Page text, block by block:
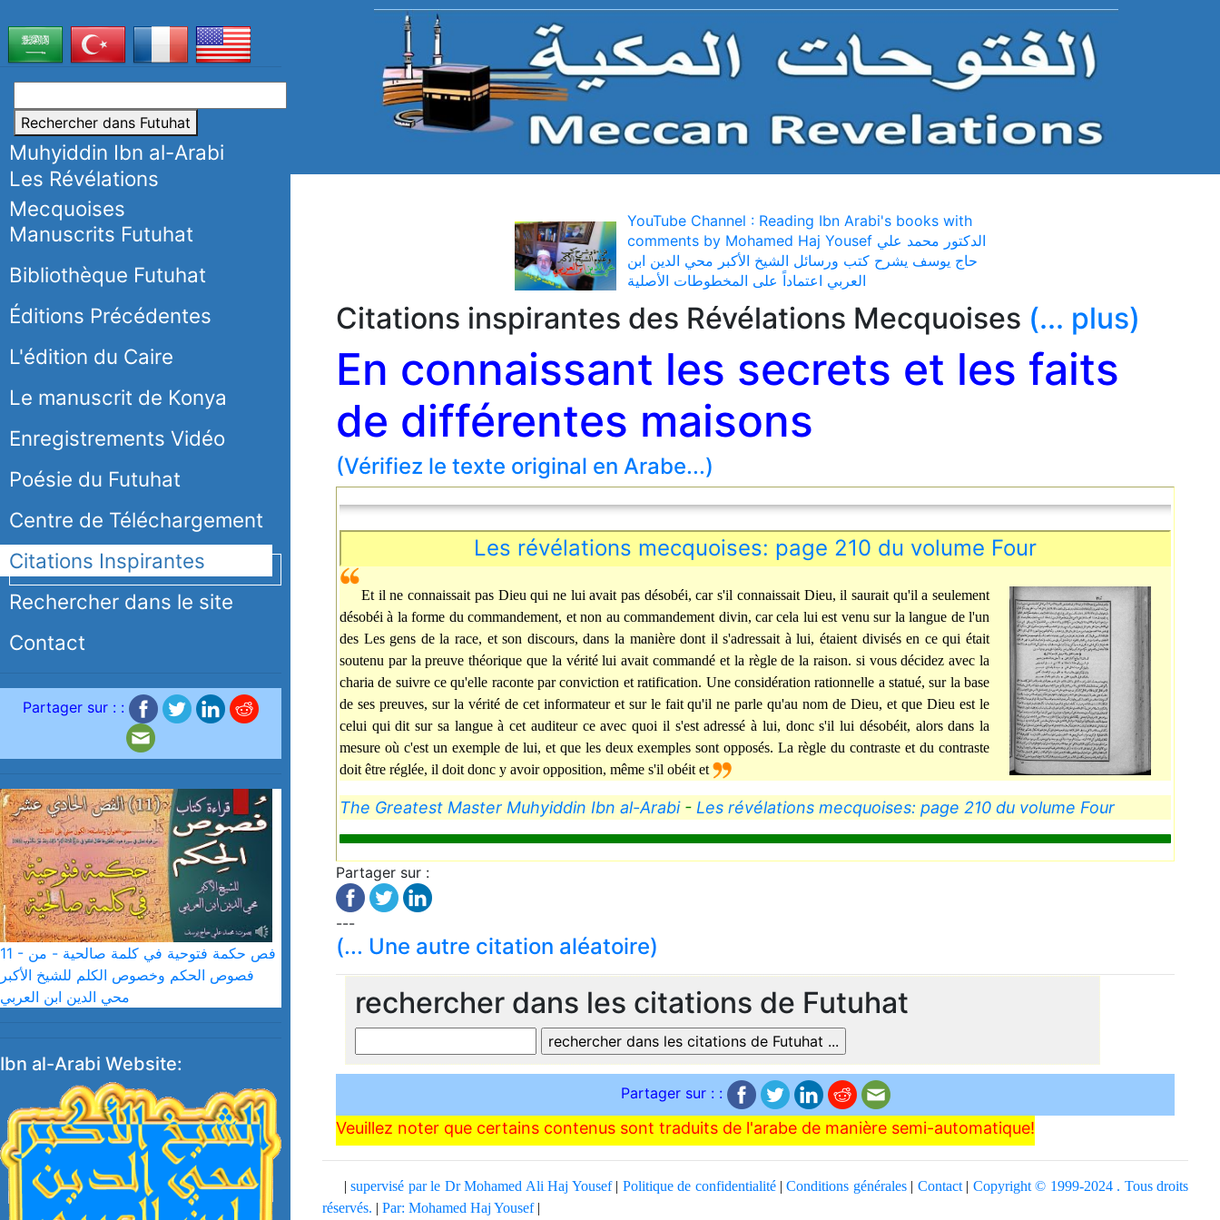
Rechercher dans Futuhat
Muhyiddin Ibn al-Arabi
Les Révélations
Mecquoises
Manuscrits Futuhat
Bibliothèque Futuhat
Éditions Précédentes
L'édition du Caire
Le manuscrit de Konya
Enregistrements Vidéo
Poésie du Futuhat
Centre de Téléchargement
Citations Inspirantes
Rechercher dans le site
Contact
Partager sur : :
11 - فص حكمة فتوحية في كلمة صالحية - من
فصوص الحكم وخصوص الكلم للشيخ الأكبر
محي الدين ابن العربي
Ibn al-Arabi Website:
YouTube Channel : Reading Ibn Arabi's books with
comments by Mohamed Haj Yousef الدكتور محمد علي
حاج يوسف يشرح كتب ورسائل الشيخ الأكبر محي الدين ابن
العربي اعتماداً على المخطوطات الأصلية
Citations inspirantes des Révélations Mecquoises (... plus)
En connaissant les secrets et les faits
de différentes maisons
(Vérifiez le texte original en Arabe...)
Les révélations mecquoises: page 210 du volume Four
Et il ne connaissait pas Dieu qui ne lui avait pas désobéi, car s'il connaissait Dieu, il saurait qu'il a seulement
désobéi à la forme du commandement, et non au commandement divin, car cela lui est venu sur la langue de l'un
des Les gens de la race, et son discours, dans la manière dont il s'adressait à lui, étaient divisés en ce qui était
soutenu par la preuve théorique que la vérité lui avait commandé et la règle de la raison. si vous décidez avec la
charia de suivre ce qu'elle raconte par conviction et ratification. Une considération rationnelle a statué, sur la base
de ses preuves, sur la vérité de cet informateur et sur le fait qu'il ne parle qu'au nom de Dieu, et que Dieu est le
celui qui dit sur sa langue à cet auditeur ce avec quoi il s'est adressé à lui, donc s'il lui désobéit, alors dans la
mesure où c'est un exemple de lui, et que les deux exemples sont opposés. La règle du contraste et du contraste
doit être réglée, il doit donc y avoir opposition, même s'il obéit et
The Greatest Master Muhyiddin Ibn al-Arabi- Les révélations mecquoises: page 210 du volume Four
Partager sur :
---
(... Une autre citation aléatoire)
rechercher dans les citations de Futuhat
Partager sur : :
Veuillez noter que certains contenus sont traduits de l'arabe de manière semi-automatique!
|supervisé par le Dr Mohamed Ali Haj Yousef| Politique de confidentialité|Conditions générales| Contact| Copyright © 1999-2024 . Tous droits
réservés. | Par: Mohamed Haj Yousef|